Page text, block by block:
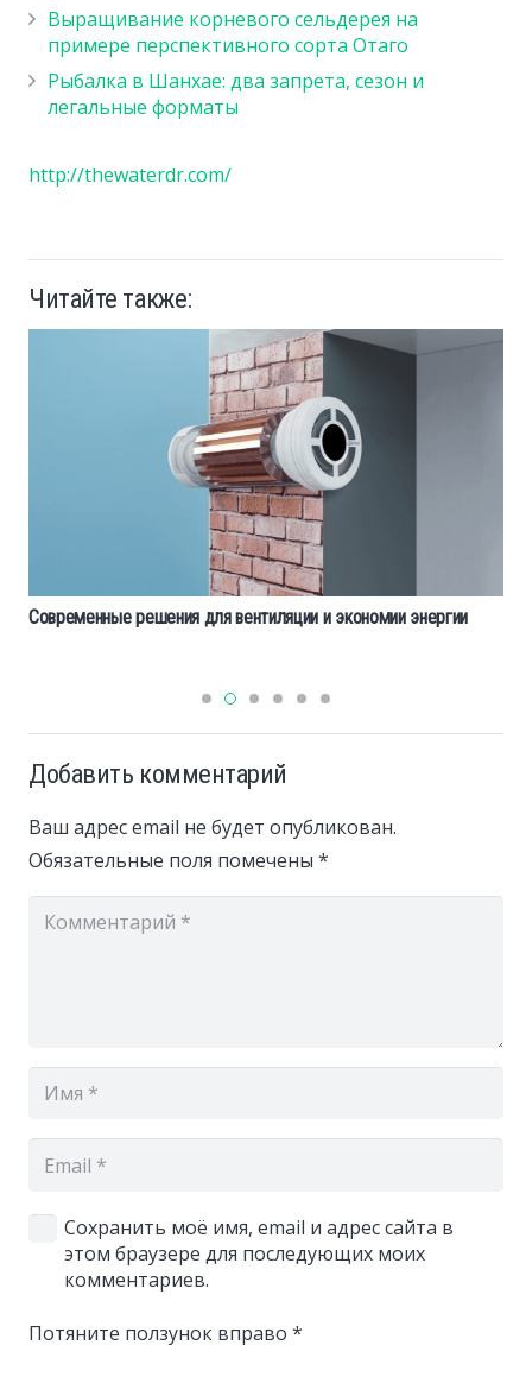
Выращивание корневого сельдерея на
примере перспективного сорта Отаго
Рыбалка в Шанхае: два запрета, сезон и
легальные форматы
http://thewaterdr.com/
Читайте также:
Як ERP система допомагає скоротити витрати на виробництві
Добавить комментарий
Ваш адрес email не будет опубликован.
Обязательные поля помечены *
Сохранить моё имя, email и адрес сайта в
этом браузере для последующих моих
комментариев.
Потяните ползунок вправо *